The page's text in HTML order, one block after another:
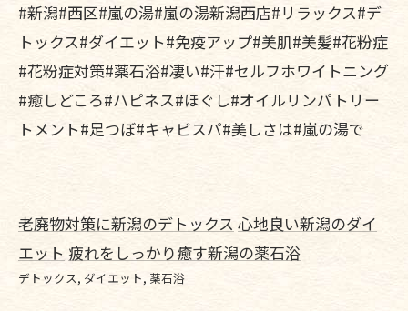
#新潟#西区#嵐の湯#嵐の湯新潟西店#リラックス#デ
トックス#ダイエット#免疫アップ#美肌#美髪#花粉症
#花粉症対策#薬石浴#凄い#汗#セルフホワイトニング
#癒しどころ#ハピネス#ほぐし#オイルリンパトリー
トメント#足つぼ#キャビスパ#美しさは#嵐の湯で
老廃物対策に新潟のデトックス 心地良い新潟のダイ
エット 疲れをしっかり癒す新潟の薬石浴
デトックス ダイエット 薬石浴